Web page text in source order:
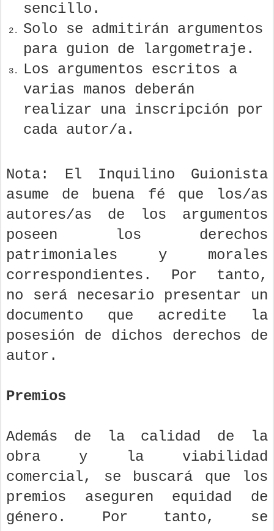
sencillo.
Solo se admitirán argumentos
para guion de largometraje.
Los argumentos escritos a
varias manos deberán
realizar una inscripción por
cada autor/a.
Nota: El Inquilino Guionista
asume de buena fé que los/as
autores/as de los argumentos
poseen los derechos
patrimoniales y morales
correspondientes. Por tanto,
no será necesario presentar un
documento que acredite la
posesión de dichos derechos de
autor.
Premios
Además de la calidad de la
obra y la viabilidad
comercial, se buscará que los
premios aseguren equidad de
género. Por tanto, se